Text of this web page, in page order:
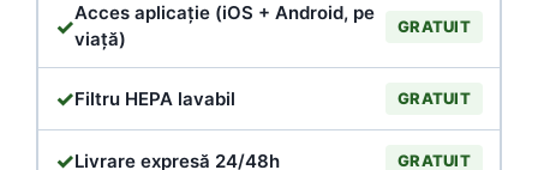
✓
Acces aplicație (iOS + Android, pe
viață)
GRATUIT
✓Filtru HEPA lavabil GRATUIT
✓Livrare expresă 24/48h GRATUIT